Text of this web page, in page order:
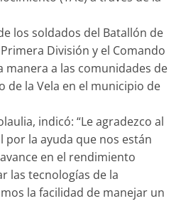
los soldados del Batallón de
División y el Comando
manera a las comunidades de
de la Vela en el municipio de
indicó: “Le agradezco al
por la ayuda que nos están
en el rendimiento
las tecnologías de la
la facilidad de manejar un